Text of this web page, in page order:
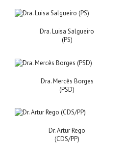
Dra. Luisa Salgueiro
(PS)
Dra. Mercês Borges
(PSD)
Dr. Artur Rego
(CDS/PP)